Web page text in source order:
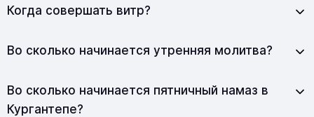
Когда совершать витр?
Во сколько начинается утренняя молитва?
Во сколько начинается пятничный намаз в
Кургантепе?